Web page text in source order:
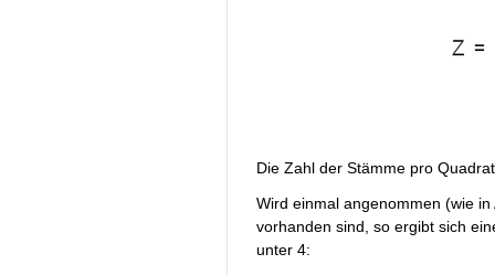
Die Zahl der Stämme pro
Wird einmal angenommen (wie
vorhanden sind, so ergibt sich
unter 4: